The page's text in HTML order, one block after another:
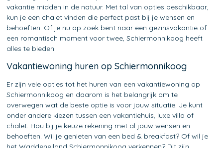
vakantie midden in de natuur. Met tal van opties beschikbaar,
kun je een chalet vinden die perfect past bij je wensen en
behoeften. Of je nu op zoek bent naar een gezinsvakantie of
een romantisch moment voor twee, Schiermonnikoog heeft
alles te bieden.
Vakantiewoning huren op Schiermonnikoog
Er zijn vele opties tot het huren van een vakantiewoning op
Schiermonnikoog en daarom is het belangrijk om te
overwegen wat de beste optie is voor jouw situatie. Je kunt
onder andere kiezen tussen een vakantiehuis, luxe villa of
chalet. Hou bij je keuze rekening met al jouw wensen en
behoeften. Wil je genieten van een bed & breakfast? Of wil je